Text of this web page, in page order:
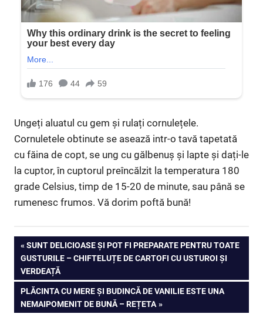
Ungeți aluatul cu gem şi rulați cornulețele.
Cornuletele obtinute se asează intr-o tavă tapetată
cu făina de copt, se ung cu gălbenuș şi lapte şi dați-le
la cuptor, în cuptorul preîncălzit la temperatura 180
grade Celsius, timp de 15-20 de minute, sau până se
rumenesc frumos. Vă dorim poftă bună!
Navigare
în
articole
PREVIOUS
POST:
SUNT DELICIOASE ȘI POT FI PREPARATE PENTRU TOATE
GUSTURILE – CHIFTELUȚE DE CARTOFI CU USTUROI ȘI
VERDEAȚĂ
NEXT
POST:
PLĂCINTA CU MERE ȘI BUDINCĂ DE VANILIE ESTE UNA
NEMAIPOMENIT DE BUNĂ – REȚETA